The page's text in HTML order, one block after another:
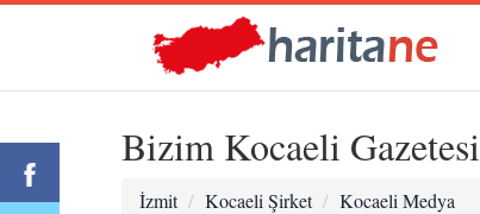
Bizim Kocaeli Gazetesi
İzmit Kocaeli Şirket Kocaeli Medya